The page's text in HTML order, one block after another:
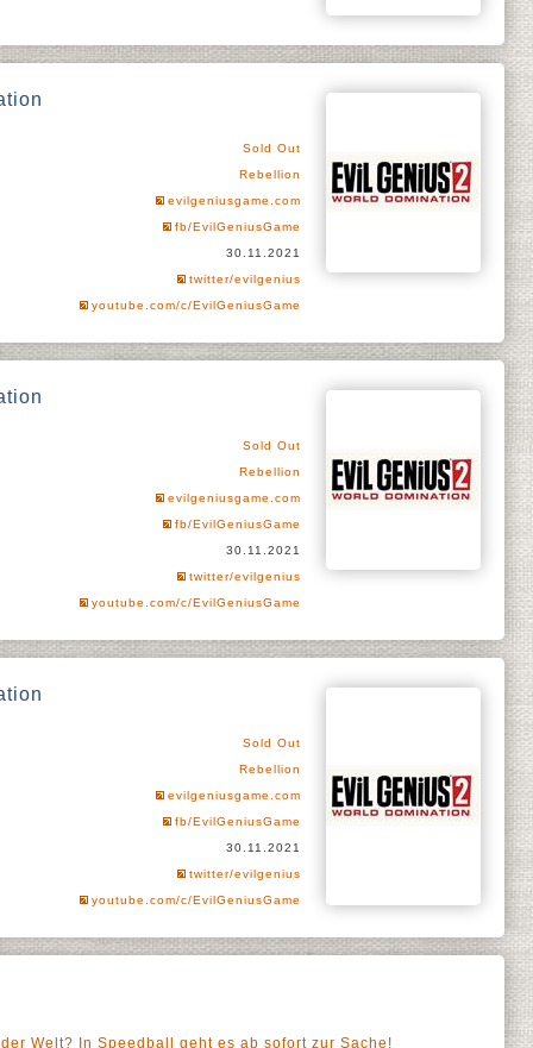
Sold Out
Rebellion
evilgeniusgame.com
fb/EvilGeniusGame
30.11.2021
twitter/evilgenius
youtube.com/c/EvilGeniusGame
Sold Out
Rebellion
evilgeniusgame.com
fb/EvilGeniusGame
30.11.2021
twitter/evilgenius
youtube.com/c/EvilGeniusGame
Sold Out
Rebellion
evilgeniusgame.com
fb/EvilGeniusGame
30.11.2021
twitter/evilgenius
youtube.com/c/EvilGeniusGame
Welt? In Speedball geht es ab sofort zur Sache!